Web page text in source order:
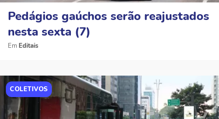
Pedágios gaúchos serão reajustados
nesta sexta (7)
Editais
COLETIVOS